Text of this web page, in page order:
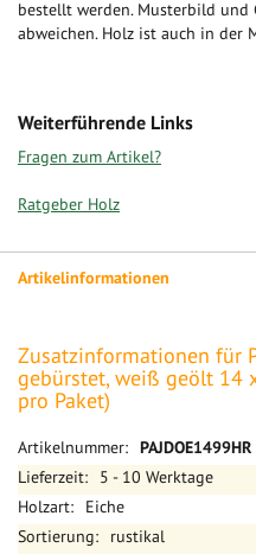
bestellt werden. Musterbild und
abweichen. Holz ist auch in der
Weiterführende Links
Fragen zum Artikel?
Ratgeber Holz
Artikelinformationen
Zusatzinformationen für
gebürstet, weiß geölt 14
pro Paket)
Mehr
Informationen
PAJDOE1499HR
5 - 10 Werktage
Eiche
rustikal